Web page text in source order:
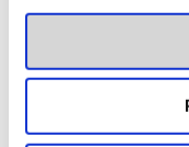
visitar nuestra